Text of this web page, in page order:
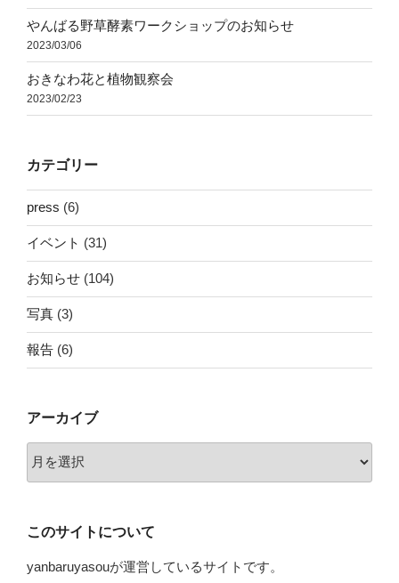
やんばる野草酵素ワークショップのお知らせ
2023/03/06
おきなわ花と植物観察会
2023/02/23
カテゴリー
press (6)
イベント (31)
お知らせ (104)
写真 (3)
報告 (6)
アーカイブ
ー
ブ
このサイトについて
yanbaruyasouが運営しているサイトです。